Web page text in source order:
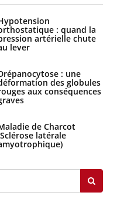
: quand la
artérielle chute
lever
: une
des globules
aux conséquences
de Charcot
latérale